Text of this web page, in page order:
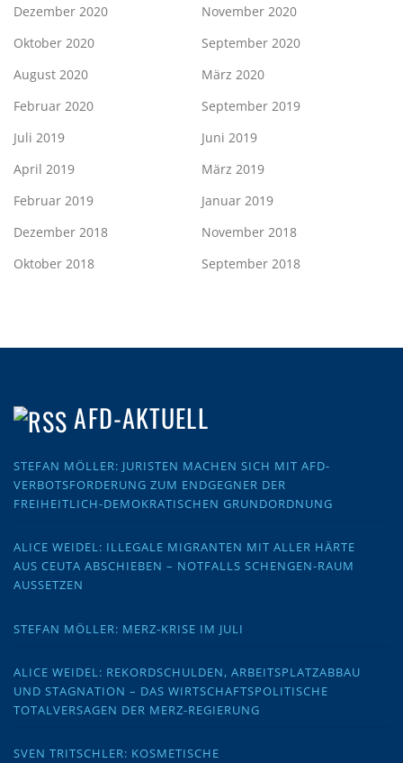
Dezember 2020
November 2020
Oktober 2020
September 2020
August 2020
März 2020
Februar 2020
September 2019
Juli 2019
Juni 2019
April 2019
März 2019
Februar 2019
Januar 2019
Dezember 2018
November 2018
Oktober 2018
September 2018
AFD-AKTUELL
STEFAN MÖLLER: JURISTEN MACHEN SICH MIT AFD-
VERBOTSFORDERUNG ZUM ENDGEGNER DER
FREIHEITLICH-DEMOKRATISCHEN GRUNDORDNUNG
ALICE WEIDEL: ILLEGALE MIGRANTEN MIT ALLER HÄRTE
AUS CEUTA ABSCHIEBEN – NOTFALLS SCHENGEN-RAUM
AUSSETZEN
STEFAN MÖLLER: MERZ-KRISE IM JULI
ALICE WEIDEL: REKORDSCHULDEN, ARBEITSPLATZABBAU
UND STAGNATION – DAS WIRTSCHAFTSPOLITISCHE
TOTALVERSAGEN DER MERZ-REGIERUNG
SVEN TRITSCHLER: KOSMETISCHE